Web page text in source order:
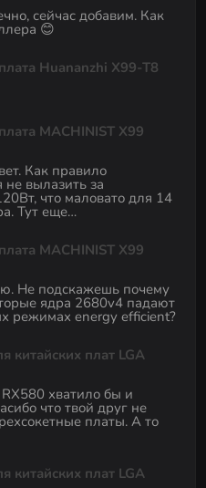
сейчас добавим. Как
😊
Huananzhi X99-T8
MACHINIST X99
Как правило
не вылазить за
что маловато для 14
Тут еще…
MACHINIST X99
Не подскажешь почему
ядра 2680v4 падают
режимах energy efficient?
китайских плат LGA
хватило бы и
что твой друг не
платы. А то
китайских плат LGA